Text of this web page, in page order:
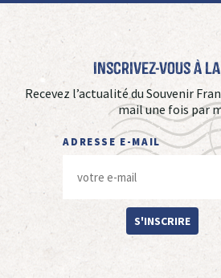
Inscrivez-vous à
Recevez l’actualité du Souvenir
mail une fois par
ADRESSE E-MAIL
S'INSCRIRE